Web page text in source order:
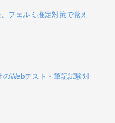
フェルミ推定対策で覚え
のWebテスト・筆記試験対